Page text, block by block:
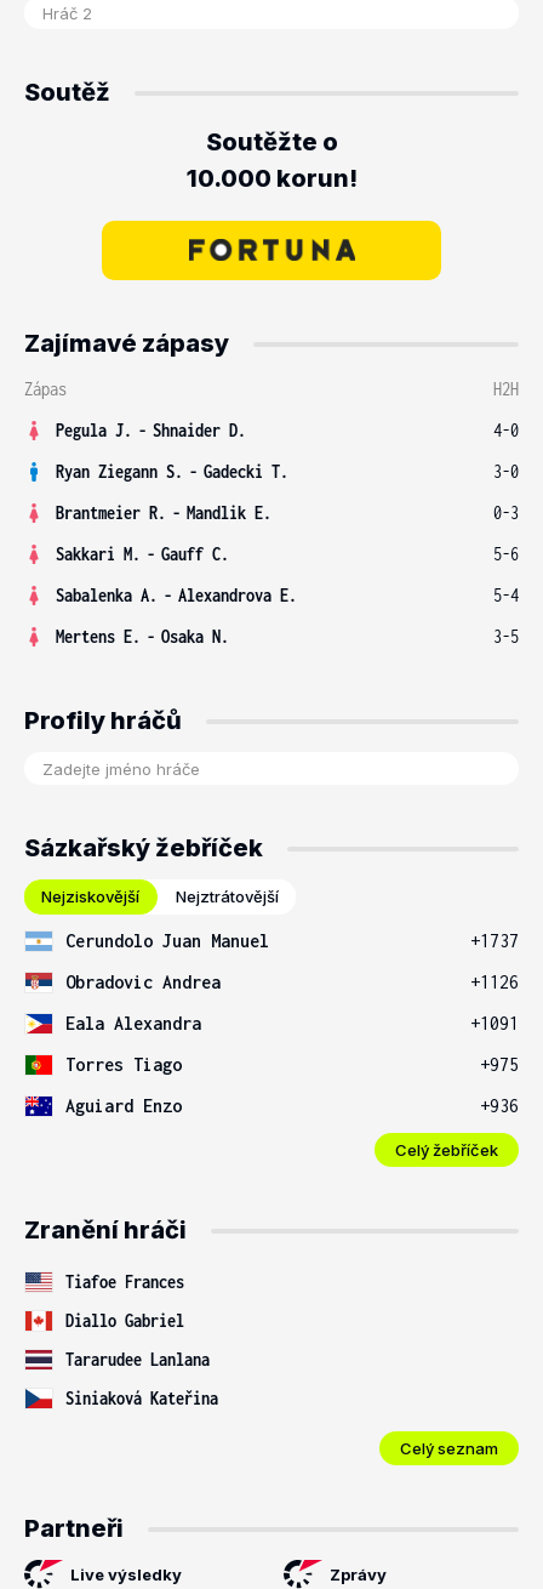
Soutěž
Soutěžte o
10.000 korun!
Zajímavé zápasy
Zápas
H2H
Pegula J. - Shnaider D.
4-0
Ryan Ziegann S. - Gadecki T.
3-0
Brantmeier R. - Mandlik E.
0-3
Sakkari M. - Gauff C.
5-6
Sabalenka A. - Alexandrova E.
5-4
Mertens E. - Osaka N. 3-5
Profily hráčů
Sázkařský žebříček
Nejziskovější Nejztrátovější
Cerundolo Juan Manuel
+1737
Obradovic Andrea
+1126
Eala Alexandra
+1091
Torres Tiago
+975
Aguiard Enzo
+936
Celý žebříček
Zranění hráči
Tiafoe Frances
Diallo Gabriel
Tararudee Lanlana
Siniaková Kateřina
Celý seznam
Partneři
Live výsledky Zprávy